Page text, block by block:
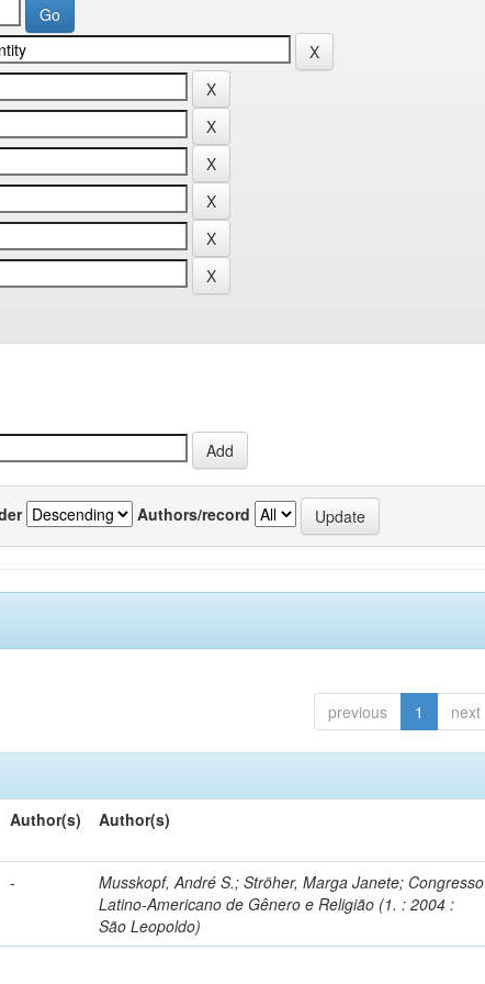
Authors/record
previous 1 next
Author(s) Author(s)
-
Musskopf, André S.; Ströher, Marga Janete; Congresso
Latino-Americano de Gênero e Religião (1. : 2004 :
São Leopoldo)